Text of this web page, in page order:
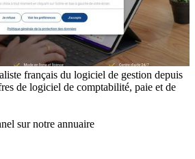
français du logiciel de gestion depuis
de logiciel de comptabilité, paie et de
sur notre annuaire